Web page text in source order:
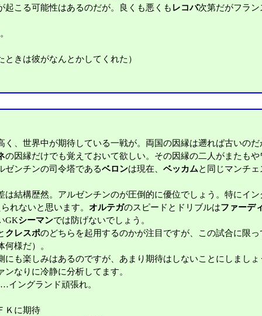
こる可能性はあるのだが。良くも悪くも レコバ次第だがフラン
ときは彼がなんとかしてくれた）
、世界中が期待している一戦が。両国の因縁は遡れば古いのだ
の因縁だけでも覚えておいて欲しい。その因縁の二人がまたも
ゼンチンの司令塔であるベロンは現在、ベッカムと同じマンチ
結構歴然。アルゼンチンのが圧倒的に優位でしょう。特にイ
れないと思います。オルテガのスピードとドリブルはファーデ
GKシーマンでは防げないでしょう。
クレスポのどちらを起用するのかが注目ですが、この試合に限
様だ）。
にも楽しみはあるのですが、あまり期待はしないことにしましょ
なりに冷静に分析してます。
ングランド頑張れ。
Ｋに期待